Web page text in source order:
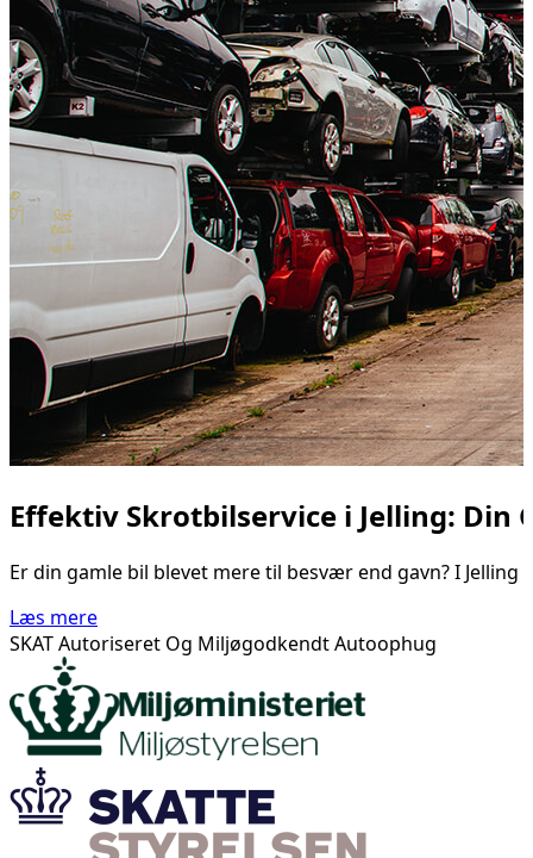
Effektiv Skrotbilservice i Jelling: Din
Er din gamle bil blevet mere til besvær end gavn? I
Læs mere
SKAT Autoriseret Og Miljøgodkendt Autoophug